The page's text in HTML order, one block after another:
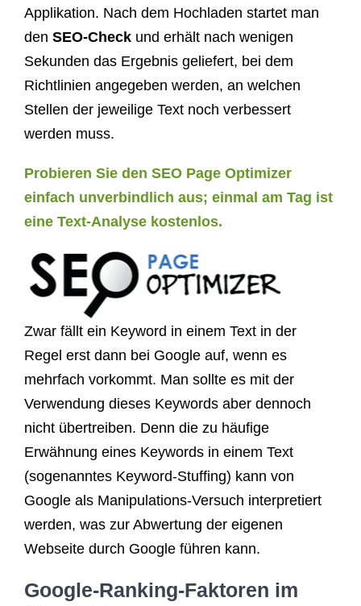
Applikation. Nach dem Hochladen startet man
den SEO-Check und erhält nach wenigen
Sekunden das Ergebnis geliefert, bei dem
Richtlinien angegeben werden, an welchen
Stellen der jeweilige Text noch verbessert
werden muss.
Probieren Sie den SEO Page Optimizer
einfach unverbindlich aus; einmal am Tag ist
eine Text-Analyse kostenlos.
Zwar fällt ein Keyword in einem Text in der
Regel erst dann bei Google auf, wenn es
mehrfach vorkommt. Man sollte es mit der
Verwendung dieses Keywords aber dennoch
nicht übertreiben. Denn die zu häufige
Erwähnung eines Keywords in einem Text
(sogenanntes Keyword-Stuffing) kann von
Google als Manipulations-Versuch interpretiert
werden, was zur Abwertung der eigenen
Webseite durch Google führen kann.
Google-Ranking-Faktoren im